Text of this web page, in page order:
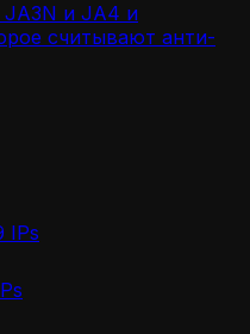
JA3N и JA4 и
считывают анти-
IPs